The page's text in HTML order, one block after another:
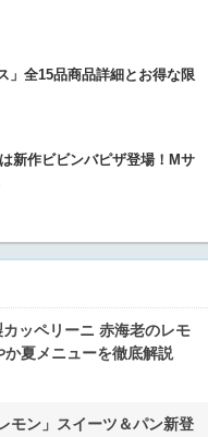
」全15品商品詳細とお得な限
新作ビビンバピザ登場！Mサ
ッペリーニ 赤海老のレモ
夏メニューを徹底解説
モン」スイーツ＆パン新登